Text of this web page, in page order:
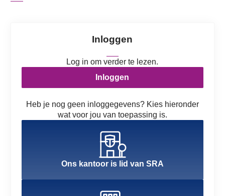
Inloggen
Log in om verder te lezen.
Inloggen
Heb je nog geen inloggegevens? Kies hieronder
wat voor jou van toepassing is.
Ons kantoor is lid van SRA